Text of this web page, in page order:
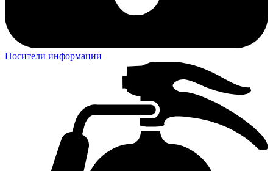
Носители информации